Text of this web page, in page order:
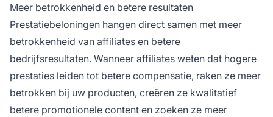
Meer betrokkenheid en betere resultaten
Prestatiebeloningen hangen direct samen met meer
betrokkenheid van affiliates en betere
bedrijfsresultaten. Wanneer affiliates weten dat hogere
prestaties leiden tot betere compensatie, raken ze meer
betrokken bij uw producten, creëren ze kwalitatief
betere promotionele content en zoeken ze meer